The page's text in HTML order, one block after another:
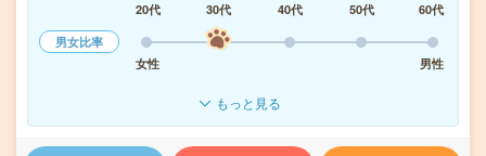
20代
30代 40代 50代
60代
男女比率
女性
男性
もっと見る